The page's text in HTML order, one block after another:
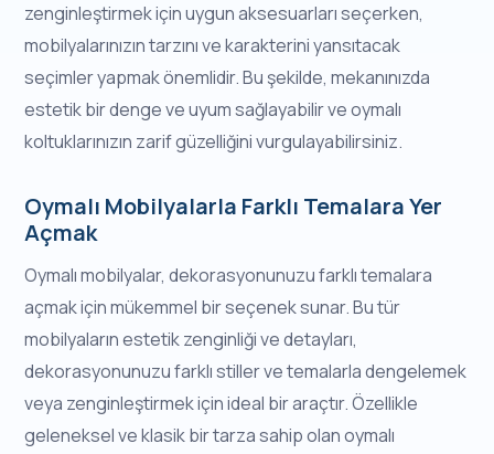
zenginleştirmek için uygun aksesuarları seçerken,
mobilyalarınızın tarzını ve karakterini yansıtacak
seçimler yapmak önemlidir. Bu şekilde, mekanınızda
estetik bir denge ve uyum sağlayabilir ve oymalı
koltuklarınızın zarif güzelliğini vurgulayabilirsiniz.
Oymalı Mobilyalarla Farklı Temalara Yer
Açmak
Oymalı mobilyalar, dekorasyonunuzu farklı temalara
açmak için mükemmel bir seçenek sunar. Bu tür
mobilyaların estetik zenginliği ve detayları,
dekorasyonunuzu farklı stiller ve temalarla dengelemek
veya zenginleştirmek için ideal bir araçtır. Özellikle
geleneksel ve klasik bir tarza sahip olan oymalı